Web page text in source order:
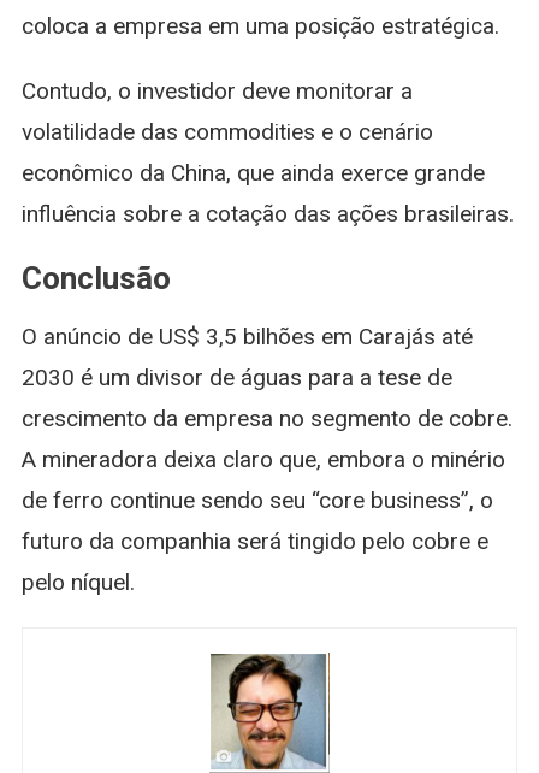
coloca a empresa em uma posição estratégica.
Contudo, o investidor deve monitorar a
volatilidade das commodities e o cenário
econômico da China, que ainda exerce grande
influência sobre a cotação das ações brasileiras.
Conclusão
O anúncio de US$ 3,5 bilhões em Carajás até
2030 é um divisor de águas para a tese de
crescimento da empresa no segmento de cobre.
A mineradora deixa claro que, embora o minério
de ferro continue sendo seu “core business”, o
futuro da companhia será tingido pelo cobre e
pelo níquel.